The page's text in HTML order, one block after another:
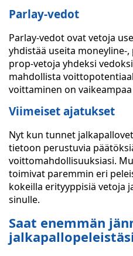
Parlay-vedot
Parlay-vedot ovat vetoja
yhdistää useita moneyline-
prop-vetoja yhdeksi
mahdollista
voittaminen on
Viimeiset ajatukset
Nyt kun tunnet
tietoon perustuvia
voittomahdollisuuksiasi.
toimivat paremmin eri
kokeilla erityyppisiä vetoja
sinulle.
Saat enemmän